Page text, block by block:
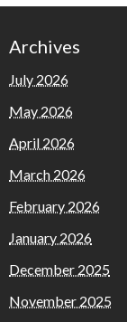
Archives
July 2026
May 2026
April 2026
March 2026
February 2026
January 2026
December 2025
November 2025